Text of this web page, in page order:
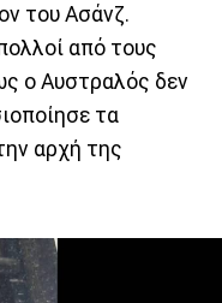
του Ασάνζ.
από τους
ο Αυστραλός δεν
τα
αρχή της